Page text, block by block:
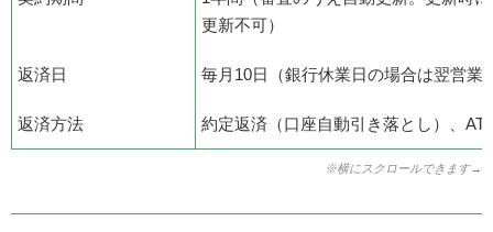
更新不可）
返済日 毎月10日（銀行休業日の場合は翌営業
返済方法 約定返済（口座自動引き落とし）、
※横にスクロールできます→